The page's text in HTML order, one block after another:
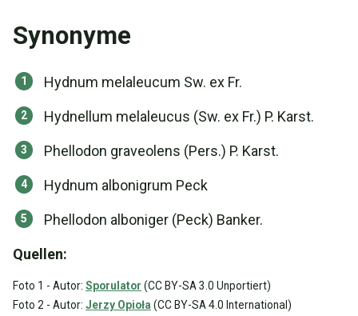
Synonyme
Hydnum melaleucum Sw. ex Fr.
Hydnellum melaleucus (Sw. ex Fr.) P. Karst.
Phellodon graveolens (Pers.) P. Karst.
Hydnum albonigrum Peck
Phellodon alboniger (Peck) Banker.
Quellen:
Foto 1 - Autor: Sporulator (CC BY-SA 3.0 Unportiert)
Foto 2 - Autor: Jerzy Opioła (CC BY-SA 4.0 International)